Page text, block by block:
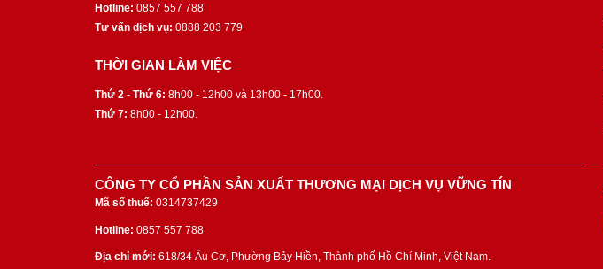
Hotline: 0857 557 788
Tư vấn dịch vụ: 0888 203 779
THỜI GIAN LÀM VIỆC
Thứ 2 - Thứ 6: 8h00 - 12h00 và 13h00 - 17h00.
Thứ 7: 8h00 - 12h00.
CÔNG TY CỔ PHẦN SẢN XUẤT THƯƠNG MẠI DỊCH VỤ VỮNG TÍN
Mã số thuế: 0314737429
Hotline: 0857 557 788
Địa chỉ mới: 618/34 Âu Cơ, Phường Bảy Hiền, Thành phố Hồ Chí Minh, Việt Nam.